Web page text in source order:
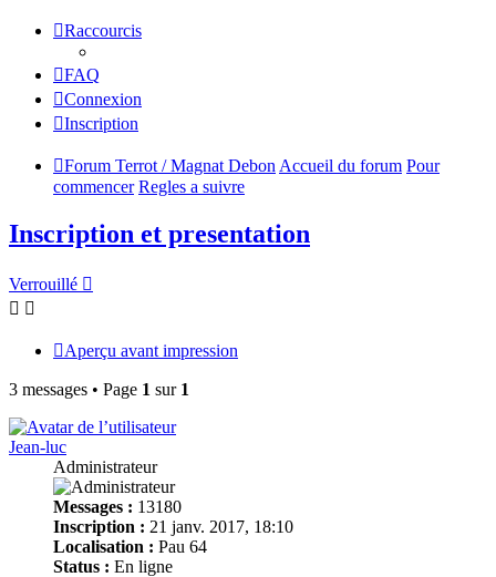
Raccourcis
FAQ
Connexion
Inscription
Forum Terrot / Magnat Debon Accueil du forum Pour
commencer Regles a suivre
Inscription et presentation
Verrouillé
Aperçu avant impression
3 messages • Page 1 sur 1
Jean-luc
Administrateur
Messages : 13180
Inscription : 21 janv. 2017, 18:10
Localisation : Pau 64
Status : En ligne